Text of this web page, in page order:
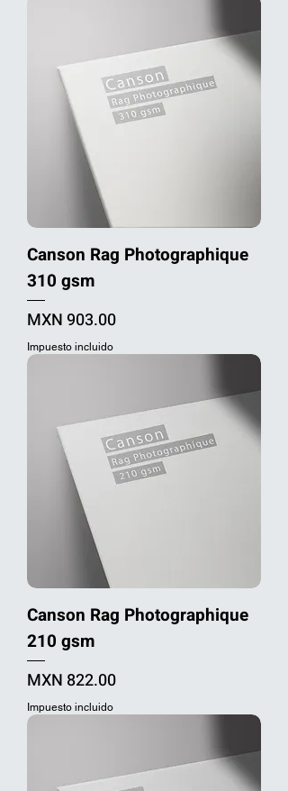
Canson Rag Photographique
310 gsm
Precio
MXN 903.00
Impuesto incluido
Canson Rag Photographique
210 gsm
Precio
MXN 822.00
Impuesto incluido